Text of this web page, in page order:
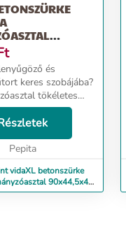
CM
és
keres szobájába?
tökéletes
A
lapja könnyedén
emelhető,
Pepita
vidaXL betonszürke
90x44,5x45